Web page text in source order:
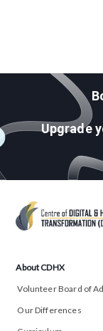
Upgrade
About CDHX
Volunteer Board of
Our Differences